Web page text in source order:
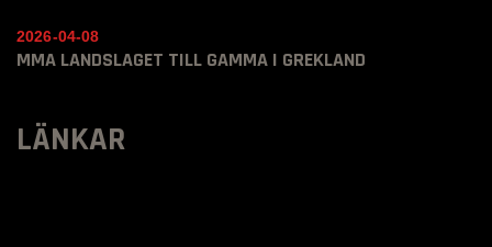
MMA LANDSLAGET TILL GAMMA I GREKLAND
2026-04-08
LÄNKAR